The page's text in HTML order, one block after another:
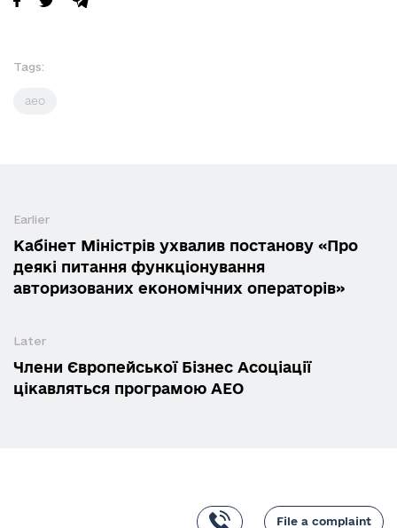
Tags:
аео
Earlier
Кабінет Міністрів ухвалив постанову «Про
деякі питання функціонування
авторизованих економічних операторів»
Later
Члени Європейської Бізнес Асоціації
цікавляться програмою АЕО
File a complaint